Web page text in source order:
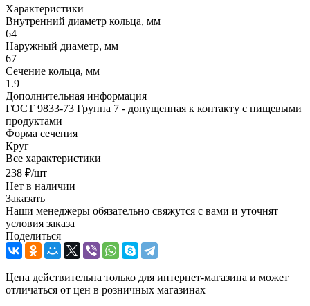
Характеристики
Внутренний диаметр кольца, мм
64
Наружный диаметр, мм
67
Сечение кольца, мм
1.9
Дополнительная информация
ГОСТ 9833-73 Группа 7 - допущенная к контакту с пищевыми
продуктами
Форма сечения
Круг
Все характеристики
238 ₽/шт
Нет в наличии
Заказать
Наши менеджеры обязательно свяжутся с вами и уточнят
условия заказа
Поделиться
Цена действительна только для интернет-магазина и может
отличаться от цен в розничных магазинах